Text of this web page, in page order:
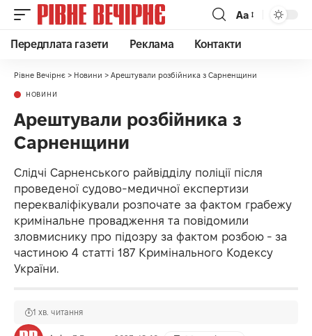
Аа
Передплата газети Реклама Контакти
Рівне Вечірнє > Новини > Арештували розбійника з Сарненщини
НОВИНИ
Арештували розбійника з
Сарненщини
Слідчі Сарненського райвідділу поліції після
проведеної судово-медичної експертизи
перекваліфікували розпочате за фактом грабежу
кримінальне провадження та повідомили
зловмиснику про підозру за фактом розбою - за
частиною 4 статті 187 Кримінального Кодексу
України.
1 хв. читання